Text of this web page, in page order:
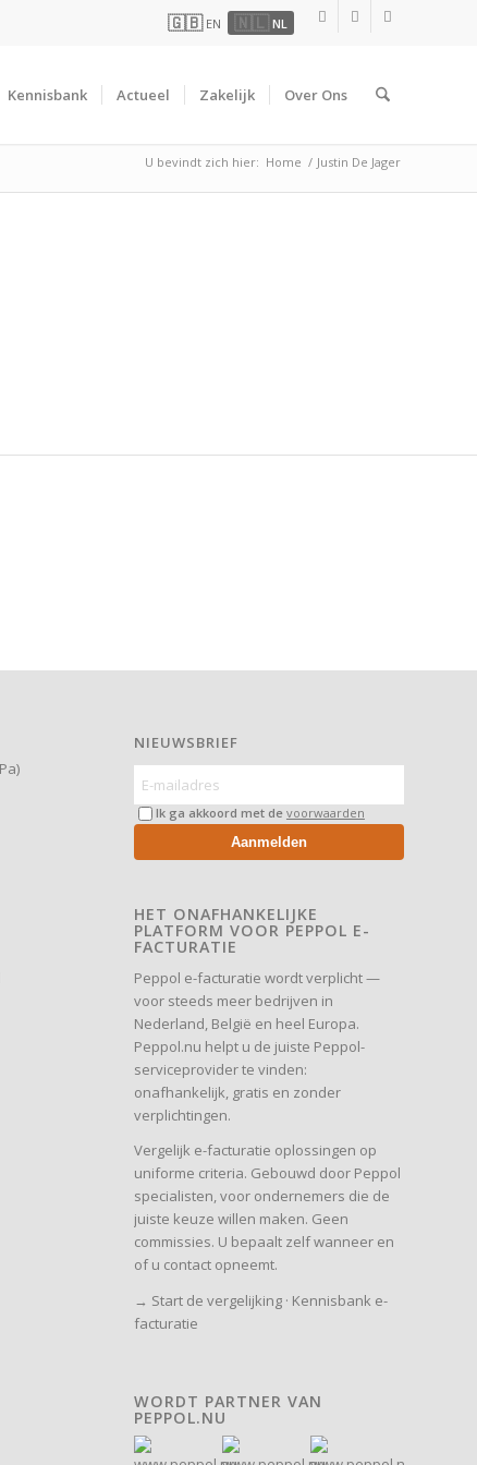
🇬🇧 EN 🇳🇱 NL
Kennisbank Actueel Zakelijk Over Ons
U bevindt zich hier: Home / Justin De Jager
NIEUWSBRIEF
Ik ga akkoord met de voorwaarden
Aanmelden
HET ONAFHANKELIJKE
PLATFORM VOOR PEPPOL E-
FACTURATIE
Peppol e-facturatie wordt verplicht —
voor steeds meer bedrijven in
Nederland, België en heel Europa.
Peppol.nu helpt u de juiste Peppol-
serviceprovider te vinden:
onafhankelijk, gratis en zonder
verplichtingen.
Vergelijk e-facturatie oplossingen op
uniforme criteria. Gebouwd door Peppol
specialisten, voor ondernemers die de
juiste keuze willen maken. Geen
commissies. U bepaalt zelf wanneer en
of u contact opneemt.
→ Start de vergelijking· Kennisbank e-
facturatie
WORDT PARTNER VAN
PEPPOL.NU